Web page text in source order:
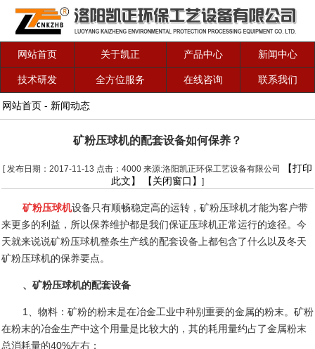
网站首页 关于凯正 产品中心 新闻中心
技术研发 全方位服务 在线咨询 联系我们
网站首页 - 新闻动态
矿粉压球机的配套设备如何保养？
[ 发布日期：2017-11-13 点击：4000 来源:洛阳凯正环保工艺设备有限公司
【打印
此文】
【关闭窗口】 ]
矿粉压球机设备只有顺畅稳定高的运转，矿粉压球机才能为客户带
来更多的利益，所以保养维护都是我们保证压球机正常运行的途径。今
天就来说说矿粉压球机整条生产线的配套设备上都包含了什么以及冬天
矿粉压球机的保养要点。
、矿粉压球机的配套设备
1、物料：矿粉的粉末是在冶金工业中种别重要的金属的粉末。矿粉
在粉末的冶金生产中这个用量是比较大的，其的耗用量约占了金属粉末
总消耗量的40%左右；